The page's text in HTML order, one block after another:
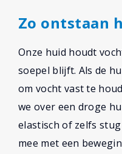
Zo ontstaan
Onze huid houdt
soepel blijft. Als de
om vocht vast te
we over een droge
elastisch of zelfs
mee met een